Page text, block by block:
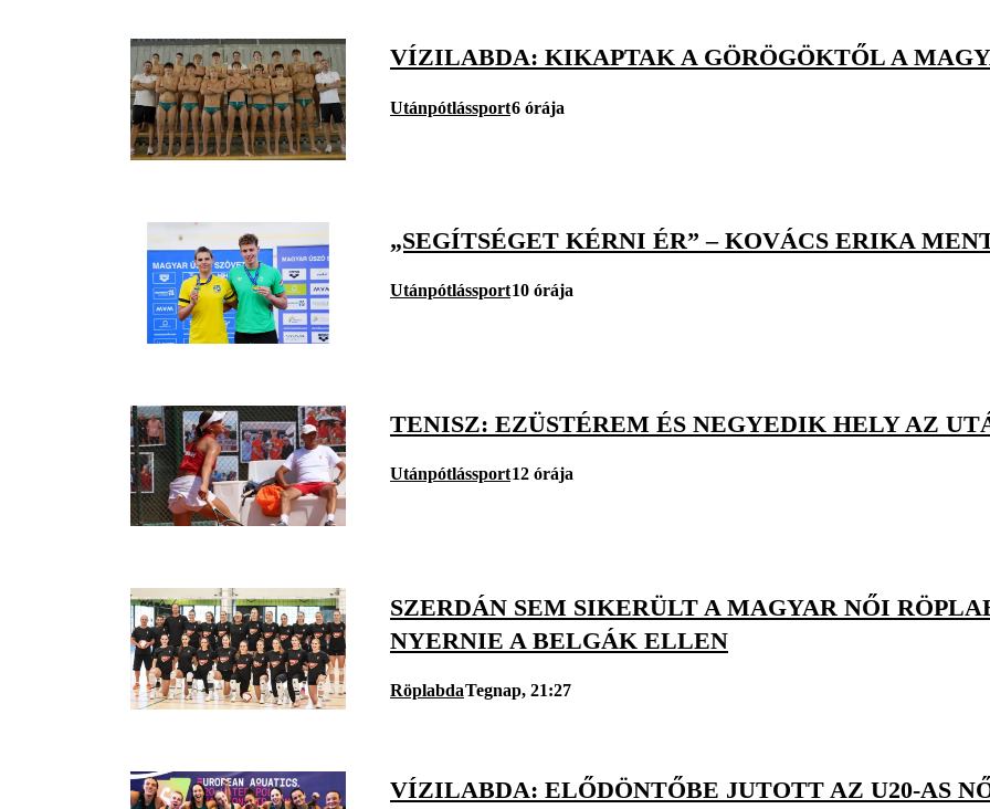
VÍZILABDA: KIKAPTAK A GÖRÖGÖKTŐL A
Utánpótlássport6 órája
„SEGÍTSÉGET KÉRNI ÉR” – KOVÁCS ERIKA
Utánpótlássport10 órája
TENISZ: EZÜSTÉREM ÉS NEGYEDIK HELY AZ
Utánpótlássport12 órája
SZERDÁN SEM SIKERÜLT A MAGYAR NŐI
NYERNIE A BELGÁK ELLEN
RöplabdaTegnap, 21:27
VÍZILABDA: ELŐDÖNTŐBE JUTOTT AZ U20-AS